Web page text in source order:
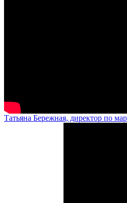
Татьяна Бережная, директор по